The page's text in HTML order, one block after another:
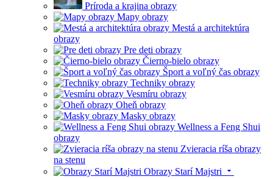
Príroda a krajina obrazy
Mapy obrazy
Mestá a architektúra
obrazy
Pre deti obrazy
Čierno-bielo obrazy
Šport a voľný čas obrazy
Techniky obrazy
Vesmíru obrazy
Oheň obrazy
Masky obrazy
Wellness a Feng Shui
obrazy
Zvieracia ríša obrazy
na stenu
Obrazy Starí Majstri